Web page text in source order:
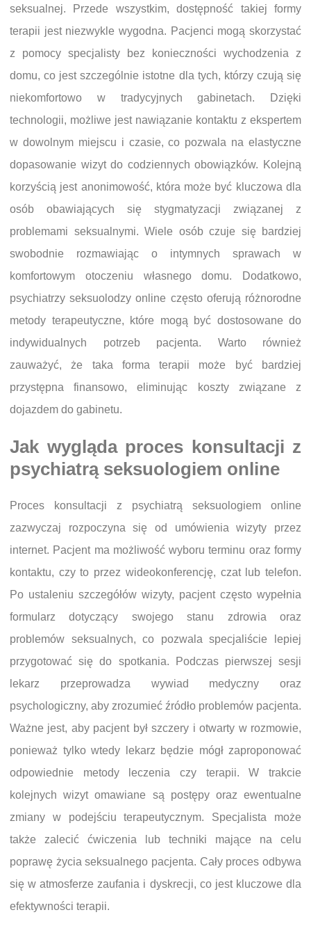
seksualnej. Przede wszystkim, dostępność takiej formy
terapii jest niezwykle wygodna. Pacjenci mogą skorzystać
z pomocy specjalisty bez konieczności wychodzenia z
domu, co jest szczególnie istotne dla tych, którzy czują się
niekomfortowo w tradycyjnych gabinetach. Dzięki
technologii, możliwe jest nawiązanie kontaktu z ekspertem
w dowolnym miejscu i czasie, co pozwala na elastyczne
dopasowanie wizyt do codziennych obowiązków. Kolejną
korzyścią jest anonimowość, która może być kluczowa dla
osób obawiających się stygmatyzacji związanej z
problemami seksualnymi. Wiele osób czuje się bardziej
swobodnie rozmawiając o intymnych sprawach w
komfortowym otoczeniu własnego domu. Dodatkowo,
psychiatrzy seksuolodzy online często oferują różnorodne
metody terapeutyczne, które mogą być dostosowane do
indywidualnych potrzeb pacjenta. Warto również
zauważyć, że taka forma terapii może być bardziej
przystępna finansowo, eliminując koszty związane z
dojazdem do gabinetu.
Jak wygląda proces konsultacji z
psychiatrą seksuologiem online
Proces konsultacji z psychiatrą seksuologiem online
zazwyczaj rozpoczyna się od umówienia wizyty przez
internet. Pacjent ma możliwość wyboru terminu oraz formy
kontaktu, czy to przez wideokonferencję, czat lub telefon.
Po ustaleniu szczegółów wizyty, pacjent często wypełnia
formularz dotyczący swojego stanu zdrowia oraz
problemów seksualnych, co pozwala specjaliście lepiej
przygotować się do spotkania. Podczas pierwszej sesji
lekarz przeprowadza wywiad medyczny oraz
psychologiczny, aby zrozumieć źródło problemów pacjenta.
Ważne jest, aby pacjent był szczery i otwarty w rozmowie,
ponieważ tylko wtedy lekarz będzie mógł zaproponować
odpowiednie metody leczenia czy terapii. W trakcie
kolejnych wizyt omawiane są postępy oraz ewentualne
zmiany w podejściu terapeutycznym. Specjalista może
także zalecić ćwiczenia lub techniki mające na celu
poprawę życia seksualnego pacjenta. Cały proces odbywa
się w atmosferze zaufania i dyskrecji, co jest kluczowe dla
efektywności terapii.